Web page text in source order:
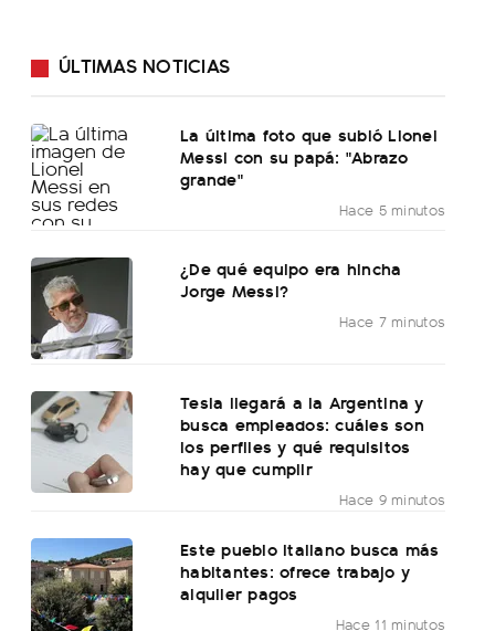
ÚLTIMAS NOTICIAS
La última foto que subió Lionel
Messi con su papá: "Abrazo
grande"
Hace 5 minutos
¿De qué equipo era hincha
Jorge Messi?
Hace 7 minutos
Tesla llegará a la Argentina y
busca empleados: cuáles son
los perfiles y qué requisitos
hay que cumplir
Hace 9 minutos
Este pueblo italiano busca más
habitantes: ofrece trabajo y
alquiler pagos
Hace 11 minutos